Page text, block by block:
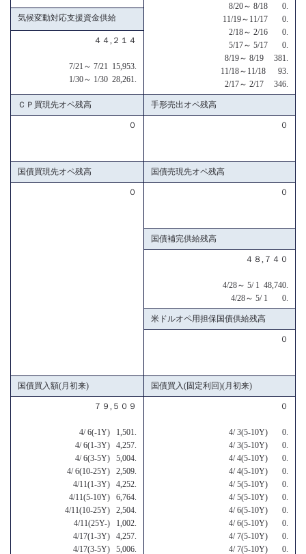
8/20～ 8/18 0.
11/19～11/17 0.
2/18～ 2/16 0.
5/17～ 5/17 0.
8/19～ 8/19 381.
11/18～11/18 93.
2/17～ 2/17 346.
気候変動対応支援資金供給
４４,２１４
7/21～ 7/21 15,953.
1/30～ 1/30 28,261.
ＣＰ買現先オペ残高 手形売出オペ残高
０ ０
国債買現先オペ残高 国債売現先オペ残高
０ ０
国債補完供給残高
４８,７４０
4/28～ 5/ 1 48,740.
4/28～ 5/ 1 0.
米ドルオペ用担保国債供給残高
０
国債買入額(月初来) 国債買入(固定利回)(月初来)
７９,５０９
4/ 6(-1Y) 1,501.
4/ 6(1-3Y) 4,257.
4/ 6(3-5Y) 5,004.
4/ 6(10-25Y) 2,509.
4/11(1-3Y) 4,252.
4/11(5-10Y) 6,764.
4/11(10-25Y) 2,504.
4/11(25Y-) 1,002.
4/17(1-3Y) 4,257.
4/17(3-5Y) 5,006.
０
4/ 3(5-10Y) 0.
4/ 3(5-10Y) 0.
4/ 4(5-10Y) 0.
4/ 4(5-10Y) 0.
4/ 5(5-10Y) 0.
4/ 5(5-10Y) 0.
4/ 6(5-10Y) 0.
4/ 6(5-10Y) 0.
4/ 7(5-10Y) 0.
4/ 7(5-10Y) 0.